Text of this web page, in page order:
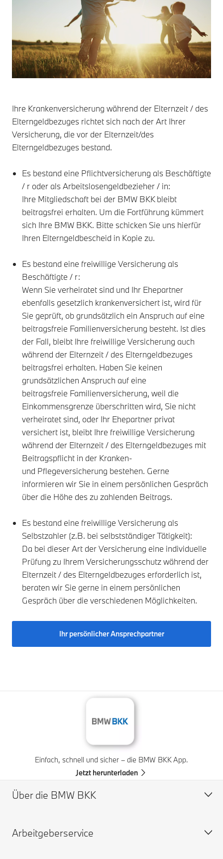
Ihre Krankenversicherung während der Elternzeit / des
Elterngeldbezuges richtet sich nach der Art Ihrer
Versicherung, die vor der Elternzeit/des
Elterngeldbezuges bestand.
Es bestand eine Pflichtversicherung als Beschäftigte
/ r oder als Arbeitslosengeldbezieher / in:
Ihre Mitgliedschaft bei der BMW BKK bleibt
beitragsfrei erhalten. Um die Fortführung kümmert
sich Ihre BMW BKK. Bitte schicken Sie uns hierfür
Ihren Elterngeldbescheid in Kopie zu.
Es bestand eine freiwillige Versicherung als
Beschäftigte / r:
Wenn Sie verheiratet sind und Ihr Ehepartner
ebenfalls gesetzlich krankenversichert ist, wird für
Sie geprüft, ob grundsätzlich ein Anspruch auf eine
beitragsfreie Familienversicherung besteht. Ist dies
der Fall, bleibt Ihre freiwillige Versicherung auch
während der Elternzeit / des Elterngeldbezuges
beitragsfrei erhalten. Haben Sie keinen
grundsätzlichen Anspruch auf eine
beitragsfreie Familienversicherung, weil die
Einkommensgrenze überschritten wird, Sie nicht
verheiratet sind, oder Ihr Ehepartner privat
versichert ist, bleibt Ihre freiwillige Versicherung
während der Elternzeit / des Elterngeldbezuges mit
Beitragspflicht in der Kranken-
und Pflegeversicherung bestehen. Gerne
informieren wir Sie in einem persönlichen Gespräch
über die Höhe des zu zahlenden Beitrags.
Es bestand eine freiwillige Versicherung als
Selbstzahler (z.B. bei selbstständiger Tätigkeit):
Da bei dieser Art der Versicherung eine individuelle
Prüfung zu Ihrem Versicherungsschutz während der
Elternzeit / des Elterngeldbezuges erforderlich ist,
beraten wir Sie gerne in einem persönlichen
Gespräch über die verschiedenen Möglichkeiten.
Ihr persönlicher Ansprechpartner
Einfach, schnell und sicher – die BMW BKK App.
Jetzt herunterladen
Über die BMW BKK
Profil
Arbeitgeberservice